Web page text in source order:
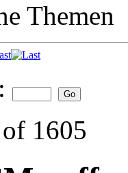
Themen
1605